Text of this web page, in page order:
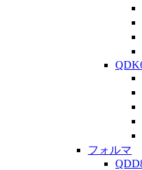
フォルマ